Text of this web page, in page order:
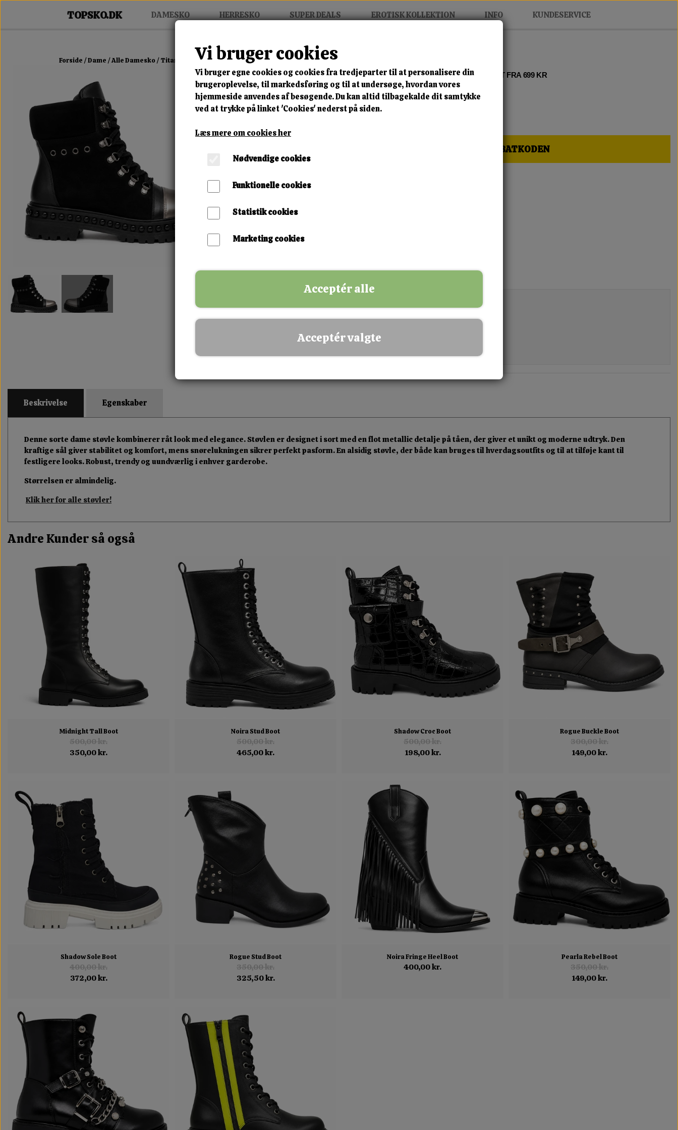
DAMESKO HERRESKO SUPER DEALS EROTISK KOLLEKTION INFO KUNDESERVICE
Forside Dame Alle Damesko
Titan Rebel Boot
MIX FRIT • KØB 3 BETAL FOR 2 • FRI FRAGT FRA 699 KR
Titan Rebel Boot
🎁 SPAR 10 % – KLIK HER OG FÅ RABATKODEN
350,00 kr.
Størrelse
✅ Dansk webshop
✅ Fysisk butik i Esbjerg
Beskrivelse Egenskaber
Denne sorte dame støvle kombinerer råt look med elegance. Støvlen er designet i sort med en flot metallic detalje på tåen, der giver et unikt og moderne udtryk. Den
kraftige sål giver stabilitet og komfort, mens snørelukningen sikrer perfekt pasform. En alsidig støvle, der både kan bruges til hverdagsoutfits og til at tilføje kant til
festligere looks. Robust, trendy og uundværlig i enhver garderobe.
Størrelsen er almindelig.
Klik her for alle støvler!
Andre Kunder så også
Midnight Tall Boot
500,00 kr.
350,00 kr.
Noira Stud Boot
500,00 kr.
465,00 kr.
Shadow Croc Boot
500,00 kr.
198,00 kr.
Rogue Buckle Boot
300,00 kr.
149,00 kr.
Shadow Sole Boot
400,00 kr.
372,00 kr.
Rogue Stud Boot
350,00 kr.
325,50 kr.
Noira Fringe Heel Boot
400,00 kr.
Pearla Rebel Boot
350,00 kr.
149,00 kr.
Vi bruger cookies
Vi bruger egne cookies og cookies fra tredjeparter til at personalisere din
brugeroplevelse, til markedsføring og til at undersøge, hvordan vores
hjemmeside anvendes af besøgende. Du kan altid tilbagekalde dit samtykke
ved at trykke på linket 'Cookies' nederst på siden.
Læs mere om cookies her
Nødvendige cookies
Funktionelle cookies
Statistik cookies
Marketing cookies
Acceptér alle
Acceptér valgte